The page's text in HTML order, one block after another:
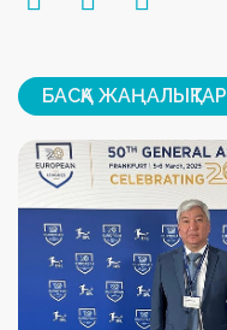
БАСҚА ЖАҢАЛЫҚТАР